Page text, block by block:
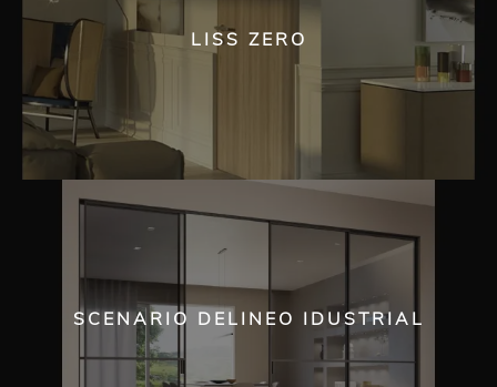
LISS ZERO
SCENARIO DELINEO IDUSTRIAL